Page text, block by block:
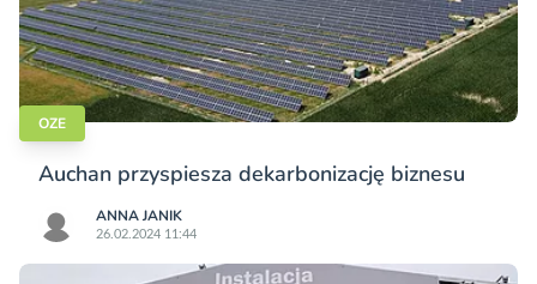
OZE
Auchan przyspiesza dekarbonizację biznesu
ANNA JANIK
26.02.2024 11:44